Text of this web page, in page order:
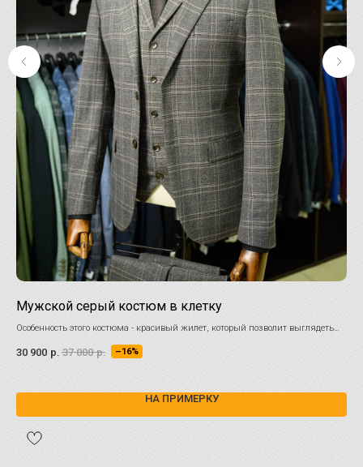
Мужской серый костюм в клетку
Особенность этого костюма - красивый жилет, который позволит выглядеть
элегантно, даже если вы захотите снять пиджак.
30 900 р. 37 000 р. –16%
НА ПРИМЕРКУ
28